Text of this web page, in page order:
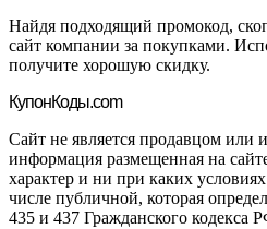
Найдя подходящий промокод,
сайт компании за покупками.
получите хорошую скидку.
КупонКоды.com
Сайт не является продавцом или
информация размещенная на
характер и ни при каких
числе публичной, которая
435 и 437 Гражданского кодекса